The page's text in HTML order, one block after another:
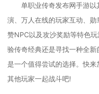
单职业传奇发布网手游
演、万人在线的玩家互动、
赞NPC以及攻沙奖励等特色
验传奇经典还是寻找一种全
是一个值得尝试的选择。快
其他玩家一起战斗吧!